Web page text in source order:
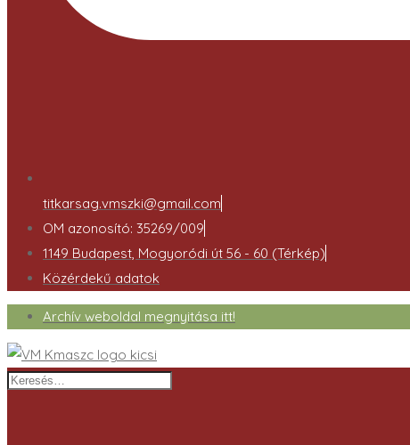
titkarsag.vmszki@gmail.com
OM azonosító: 35269/009
1149 Budapest, Mogyoródi út 56 - 60 (Térkép)
Közérdekű adatok
Archív weboldal megnyitása itt!
Keresés…